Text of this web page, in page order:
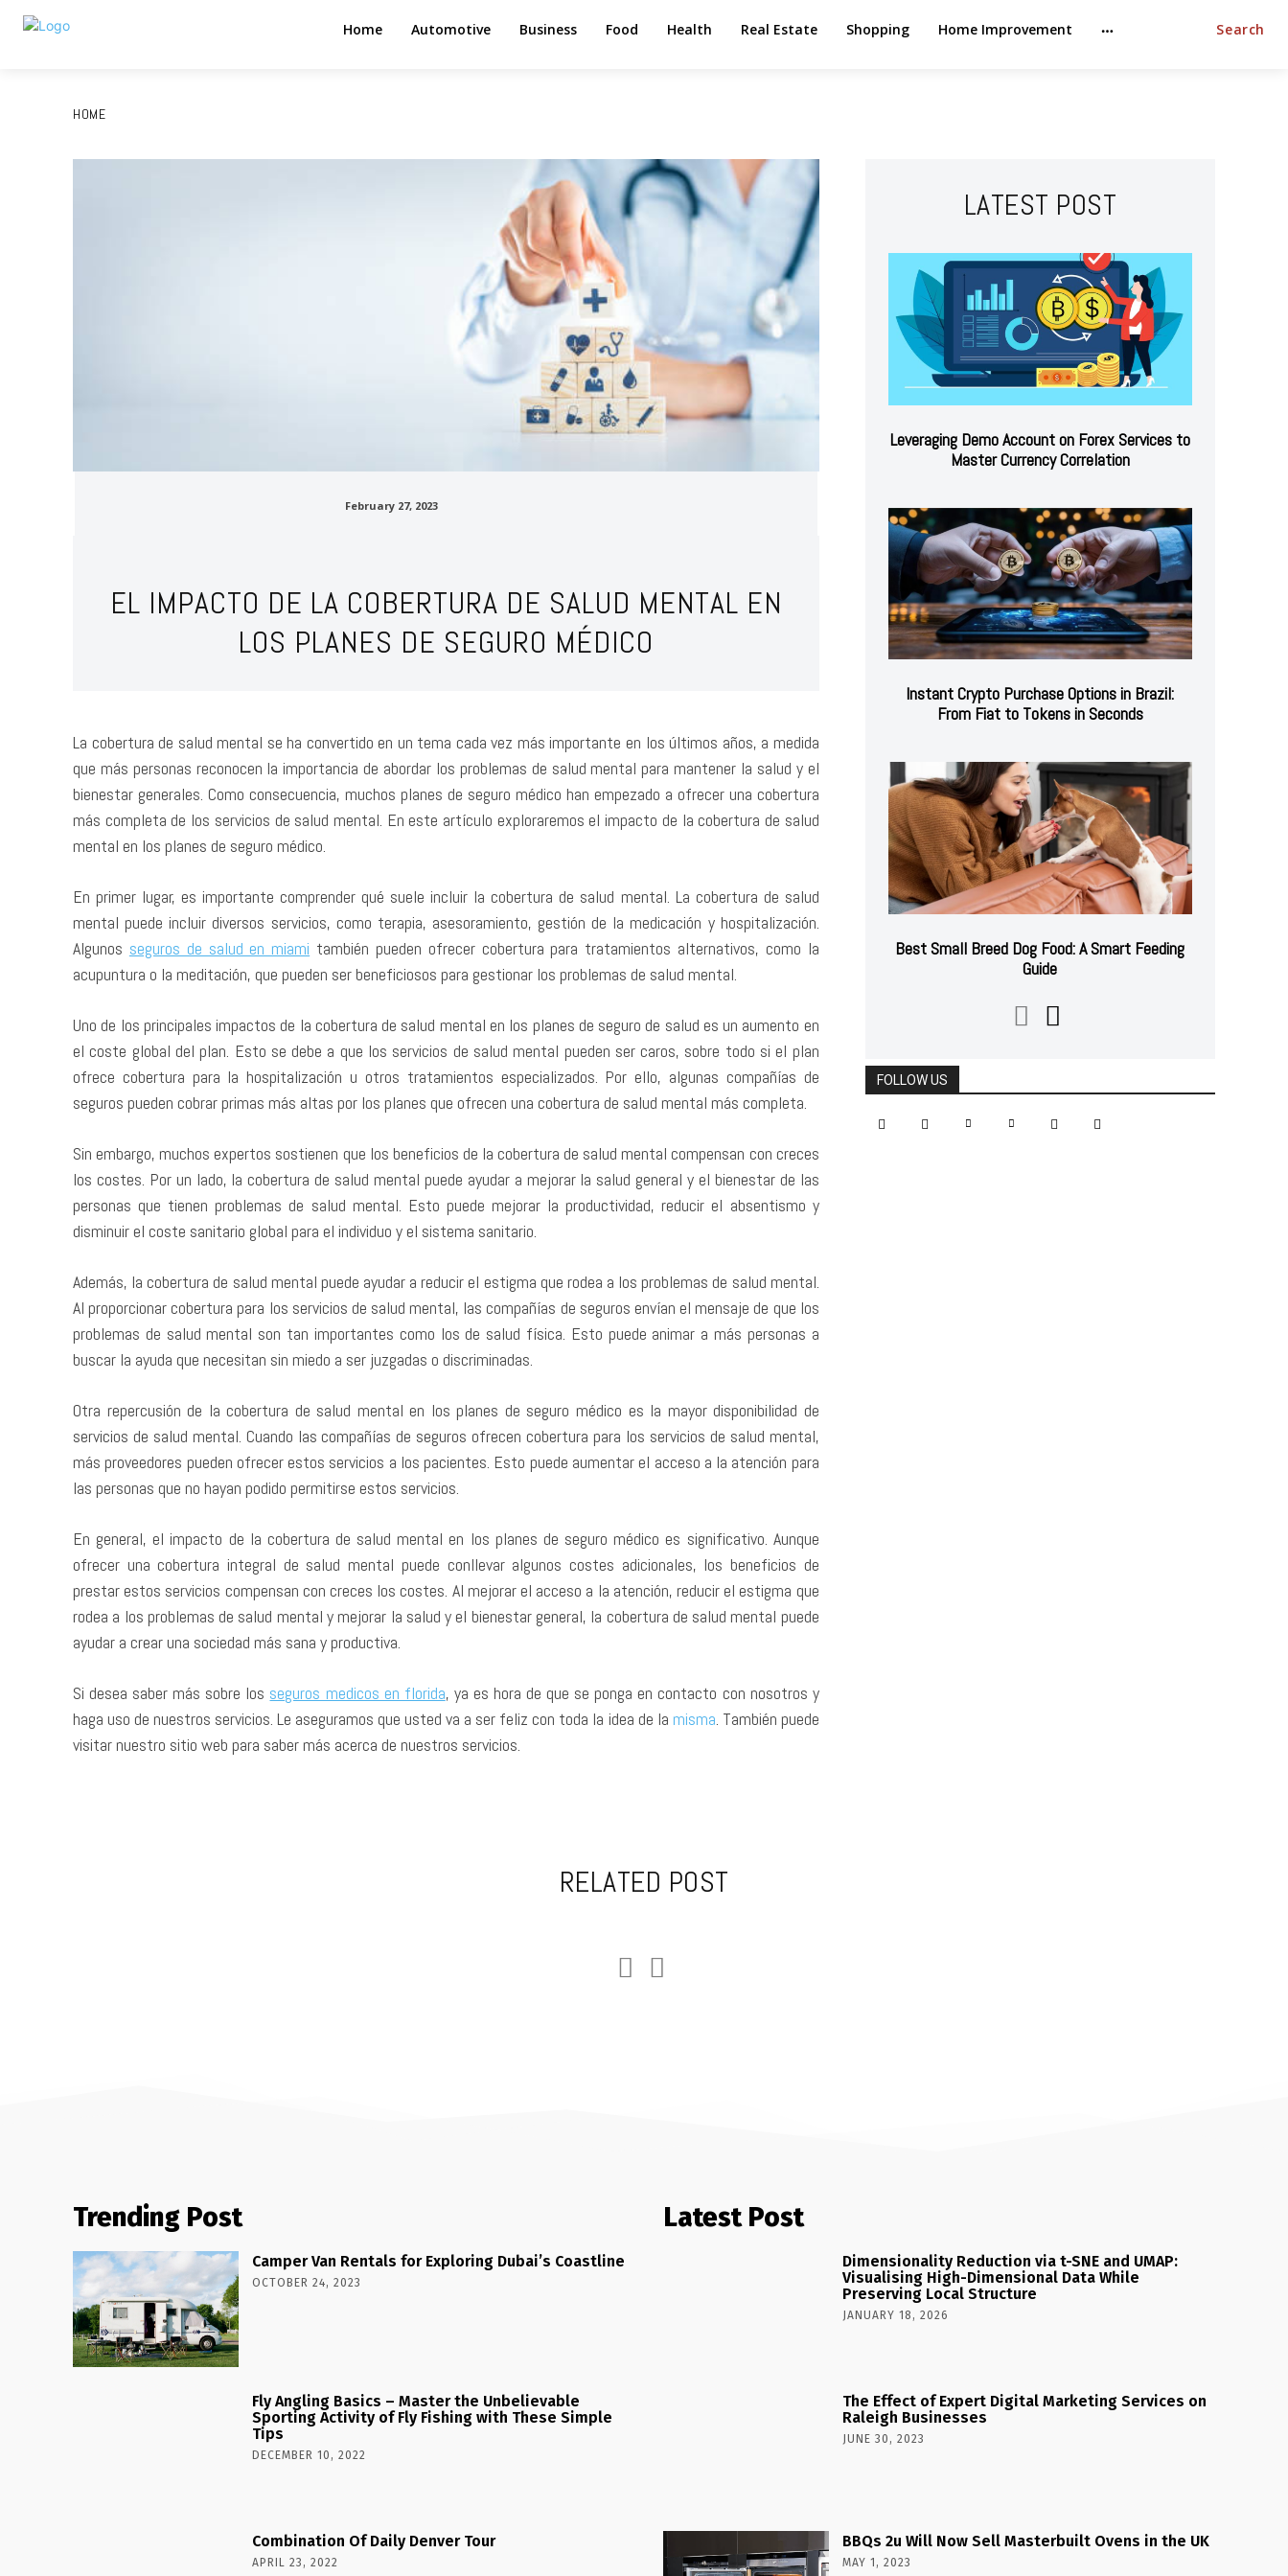
Home Automotive Business Food Health Real Estate Shopping Home Improvement Search
HOME
February 27, 2023
EL IMPACTO DE LA COBERTURA DE SALUD MENTAL EN
LOS PLANES DE SEGURO MÉDICO
La cobertura de salud mental se ha convertido en un tema cada vez más importante en los últimos años, a medida
que más personas reconocen la importancia de abordar los problemas de salud mental para mantener la salud y el
bienestar generales. Como consecuencia, muchos planes de seguro médico han empezado a ofrecer una cobertura
más completa de los servicios de salud mental. En este artículo exploraremos el impacto de la cobertura de salud
mental en los planes de seguro médico.
En primer lugar, es importante comprender qué suele incluir la cobertura de salud mental. La cobertura de salud
mental puede incluir diversos servicios, como terapia, asesoramiento, gestión de la medicación y hospitalización.
Algunos seguros de salud en miami también pueden ofrecer cobertura para tratamientos alternativos, como la
acupuntura o la meditación, que pueden ser beneficiosos para gestionar los problemas de salud mental.
Uno de los principales impactos de la cobertura de salud mental en los planes de seguro de salud es un aumento en
el coste global del plan. Esto se debe a que los servicios de salud mental pueden ser caros, sobre todo si el plan
ofrece cobertura para la hospitalización u otros tratamientos especializados. Por ello, algunas compañías de
seguros pueden cobrar primas más altas por los planes que ofrecen una cobertura de salud mental más completa.
Sin embargo, muchos expertos sostienen que los beneficios de la cobertura de salud mental compensan con creces
los costes. Por un lado, la cobertura de salud mental puede ayudar a mejorar la salud general y el bienestar de las
personas que tienen problemas de salud mental. Esto puede mejorar la productividad, reducir el absentismo y
disminuir el coste sanitario global para el individuo y el sistema sanitario.
Además, la cobertura de salud mental puede ayudar a reducir el estigma que rodea a los problemas de salud mental.
Al proporcionar cobertura para los servicios de salud mental, las compañías de seguros envían el mensaje de que los
problemas de salud mental son tan importantes como los de salud física. Esto puede animar a más personas a
buscar la ayuda que necesitan sin miedo a ser juzgadas o discriminadas.
Otra repercusión de la cobertura de salud mental en los planes de seguro médico es la mayor disponibilidad de
servicios de salud mental. Cuando las compañías de seguros ofrecen cobertura para los servicios de salud mental,
más proveedores pueden ofrecer estos servicios a los pacientes. Esto puede aumentar el acceso a la atención para
las personas que no hayan podido permitirse estos servicios.
En general, el impacto de la cobertura de salud mental en los planes de seguro médico es significativo. Aunque
ofrecer una cobertura integral de salud mental puede conllevar algunos costes adicionales, los beneficios de
prestar estos servicios compensan con creces los costes. Al mejorar el acceso a la atención, reducir el estigma que
rodea a los problemas de salud mental y mejorar la salud y el bienestar general, la cobertura de salud mental puede
ayudar a crear una sociedad más sana y productiva.
Si desea saber más sobre los seguros medicos en florida, ya es hora de que se ponga en contacto con nosotros y
haga uso de nuestros servicios. Le aseguramos que usted va a ser feliz con toda la idea de la misma. También puede
visitar nuestro sitio web para saber más acerca de nuestros servicios.
LATEST POST
Leveraging Demo Account on Forex Services to
Master Currency Correlation
Instant Crypto Purchase Options in Brazil:
From Fiat to Tokens in Seconds
Best Small Breed Dog Food: A Smart Feeding
Guide
FOLLOW US
RELATED POST
Trending Post
Camper Van Rentals for Exploring Dubai’s Coastline
OCTOBER 24, 2023
Fly Angling Basics – Master the Unbelievable
Sporting Activity of Fly Fishing with These Simple
Tips
DECEMBER 10, 2022
Combination Of Daily Denver Tour
APRIL 23, 2022
Latest Post
Dimensionality Reduction via t-SNE and UMAP:
Visualising High-Dimensional Data While
Preserving Local Structure
JANUARY 18, 2026
The Effect of Expert Digital Marketing Services on
Raleigh Businesses
JUNE 30, 2023
BBQs 2u Will Now Sell Masterbuilt Ovens in the UK
MAY 1, 2023